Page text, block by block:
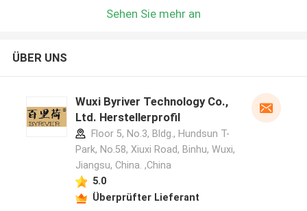
Sehen Sie mehr an
ÜBER UNS
Wuxi Byriver Technology Co.,
Ltd. Herstellerprofil
Floor 5, No.3, Bldg., Hundsun T-
Park, No.58, Xiuxi Road, Binhu, Wuxi,
Jiangsu, China. ,China
5.0
Überprüfter Lieferant